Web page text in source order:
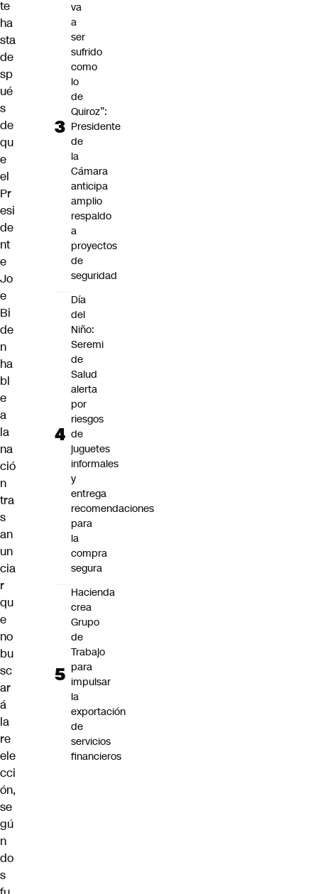
te
ha
sta
de
sp
ué
s
de
qu
e
el
Pr
esi
de
nt
e
Jo
e
Bi
de
n
ha
bl
e
a
la
na
ció
n
tra
s
an
un
cia
r
qu
e
no
bu
sc
ar
á
la
re
ele
cci
ón,
se
gú
n
do
s
va
a
ser
sufrido
como
lo
de
Quiroz”:
Presidente
de
la
Cámara
anticipa
amplio
respaldo
a
proyectos
de
seguridad
Día
del
Niño:
Seremi
de
Salud
alerta
por
riesgos
de
juguetes
informales
y
entrega
recomendaciones
para
la
compra
segura
Hacienda
crea
Grupo
de
Trabajo
para
impulsar
la
exportación
de
servicios
financieros